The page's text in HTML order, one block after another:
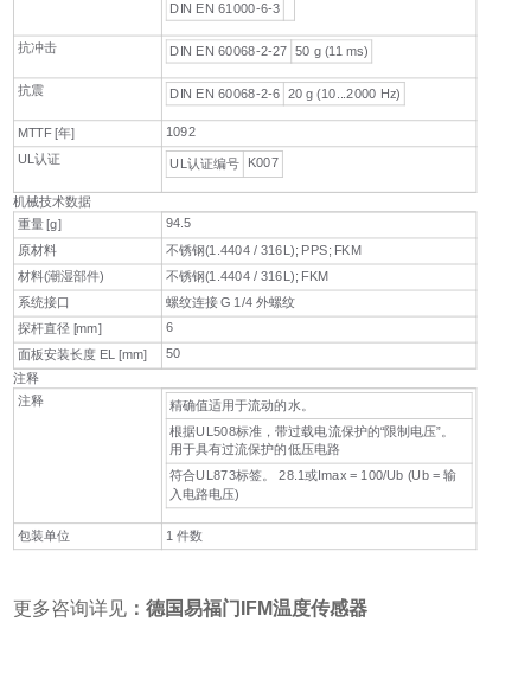
DIN EN 61000-6-3
抗冲击 DIN EN 60068-2-27 50 g (11 ms)
抗震 DIN EN 60068-2-6 20 g (10...2000 Hz)
MTTF [年]
1092
UL认证
UL认证编号 K007
机械技术数据
重量 [g]
94.5
原材料
不锈钢(1.4404 / 316L); PPS; FKM
材料(潮湿部件)
不锈钢(1.4404 / 316L); FKM
系统接口 螺纹连接 G 1/4 外螺纹
探杆直径 [mm]
6
面板安装长度 EL [mm]
50
注释
注释
精确值适用于流动的水。
根据UL508标准，带过载电流保护的“限制电压”。
用于具有过流保护的低压电路
符合UL873标签。 28.1或Imax = 100/Ub (Ub = 输
入电路电压)
包装单位 1 件数
更多咨询详见 ：德国易福门IFM温度传感器